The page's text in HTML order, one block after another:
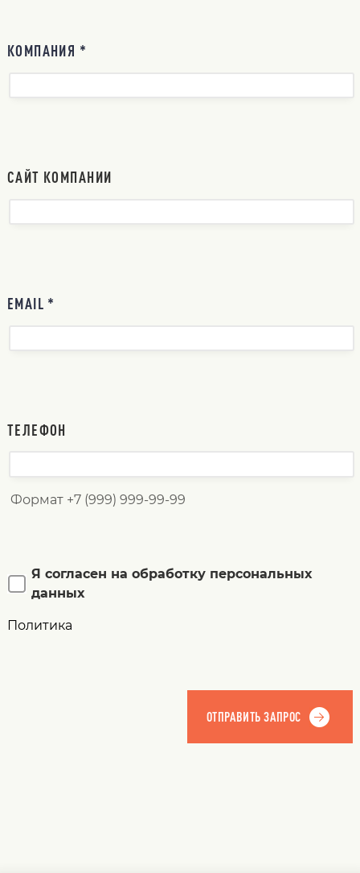
КОМПАНИЯ *
САЙТ КОМПАНИИ
EMAIL *
ТЕЛЕФОН
Формат +7 (999) 999-99-99
Я согласен на обработку персональных
данных
Политика